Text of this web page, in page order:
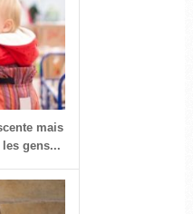
mais
les gens...